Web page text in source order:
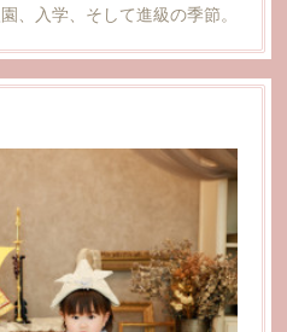
、入学、そして進級の季節。